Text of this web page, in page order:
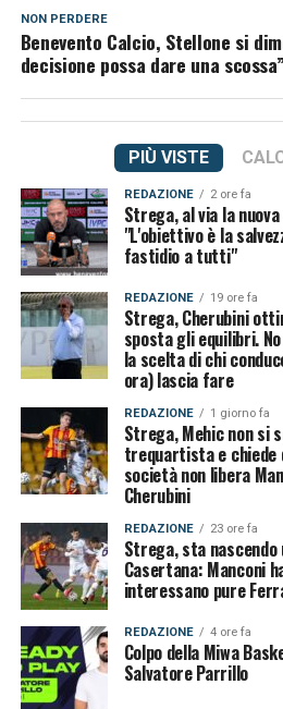
NON PERDERE
Benevento Calcio, Stellone si
decisione possa dare una scossa”
PIÙ VISTE
REDAZIONE 2 ore fa
Strega, al via la
"L'obiettivo è la
fastidio a tutti"
REDAZIONE 19 ore fa
Strega, Cherubini
sposta gli equilibri.
la scelta di chi
ora) lascia fare
REDAZIONE 1 giorno fa
Strega, Mehic non si
trequartista e chiede
società non libera
Cherubini
REDAZIONE 23 ore fa
Strega, sta
Casertana: Manconi
interessano pure
REDAZIONE 4 ore fa
Colpo della Miwa
Salvatore Parrillo